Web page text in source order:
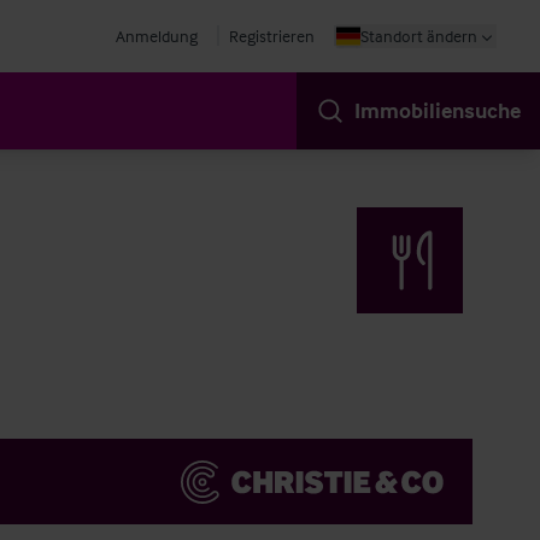
Anmeldung Registrieren Standort ändern
Immobiliensuche